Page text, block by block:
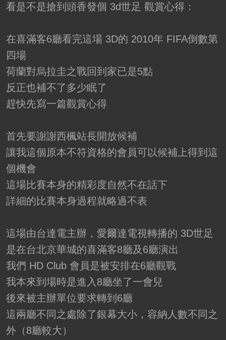
看是不是搶到頭香發個 3d世足 觀賞心得：
在喜滿客6廳看完這場 3D的 2010年 FIFA倒數第
四場
荷蘭對烏拉圭之戰回到家已是5點
反正也補不了多少眠了
趕快先寫一篇觀賞心得
首先要謝謝西楓站長開放候補
讓我這個原本不符資格的會員可以候補上得到這
個機會
這場比賽本身的精彩度自然不在話下
詳細的比賽本身過程就略過不表
這場由台達電主辦，愛爾達電視轉播的 3D世足
是在台北京華城的喜滿客8廳及6廳演出
我們 HD Club 會員是被安排在6廳觀戰
我本來到場時是進入8廳坐了一會兒
後來被主辦單位要求轉到6廳
這兩廳不同之處除了銀幕大小，容納人數不同之
外（8廳較大）